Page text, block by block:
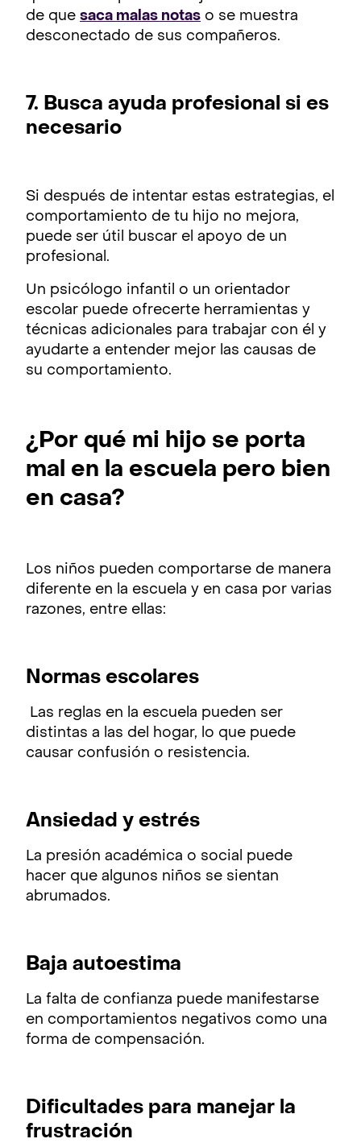
de que saca malas notas o se muestra
desconectado de sus compañeros.
7. Busca ayuda profesional si es
necesario
Si después de intentar estas estrategias, el
comportamiento de tu hijo no mejora,
puede ser útil buscar el apoyo de un
profesional.
Un psicólogo infantil o un orientador
escolar puede ofrecerte herramientas y
técnicas adicionales para trabajar con él y
ayudarte a entender mejor las causas de
su comportamiento.
¿Por qué mi hijo se porta
mal en la escuela pero bien
en casa?
Los niños pueden comportarse de manera
diferente en la escuela y en casa por varias
razones, entre ellas:
Normas escolares
Las reglas en la escuela pueden ser
distintas a las del hogar, lo que puede
causar confusión o resistencia.
Ansiedad y estrés
La presión académica o social puede
hacer que algunos niños se sientan
abrumados.
Baja autoestima
La falta de confianza puede manifestarse
en comportamientos negativos como una
forma de compensación.
Dificultades para manejar la
frustración